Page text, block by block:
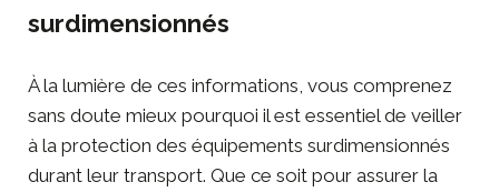
surdimensionnés
À la lumière de ces informations, vous comprenez
sans doute mieux pourquoi il est essentiel de veiller
à la protection des équipements surdimensionnés
durant leur transport. Que ce soit pour assurer la